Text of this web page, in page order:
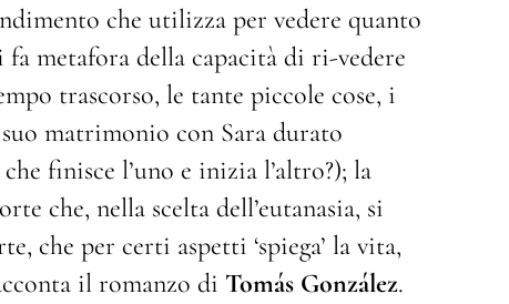
che utilizza per vedere quanto
metafora della capacità di ri-vedere
trascorso, le tante piccole cose, i
matrimonio con Sara durato
finisce l’uno e inizia l’altro?); la
che, nella scelta dell’eutanasia, si
che per certi aspetti ‘spiega’ la vita,
il romanzo di Tomás González.